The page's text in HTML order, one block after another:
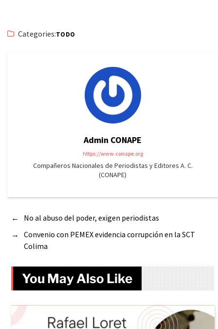
Categories:TODO
Admin CONAPE
https://www.conape.org
Compañeros Nacionales de Periodistas y Editores A. C.
(CONAPE)
←
No al abuso del poder, exigen periodistas
→
Convenio con PEMEX evidencia corrupción en la SCT
Colima
You May Also Like